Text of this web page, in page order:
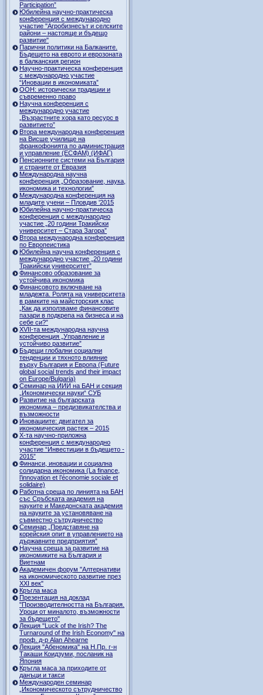
Participation”
Юбилейна научно-практическа
конференция с международно
участие "Агробизнесът и селските
райони – настояще и бъдещо
развитие"
Парични политики на Балканите.
Бъдещето на еврото и еврозоната
в балканския регион
Научно-практическа конференция
с международно участие
“Иновации в икономиката”
ООН: исторически традиции и
съвременно право
Научна конференция с
международно участие
„Възрастните хора като ресурс в
развитието”
Втора международна конференция
на Висше училище на
франкофонията по администрация
и управление (ЕСФАМ) (ИФАГ)
Пенсионните системи на България
и страните от Евразия
Международна научна
конференция „Образование, наука,
икономика и технологии”
Международна конференция на
младите учени – Пловдив '2015
Юбилейна научно-практическа
конференция с международно
участие „20 години Тракийски
университет – Стара Загора”
Втора международна конференция
по Европеистика
Юбилейна научна конференция с
международно участие „20 години
Тракийски университет”
Финансово образование за
устойчива икономика
Финансовото включване на
младежта. Ролята на университета
в рамките на майсторския клас
„Как да използваме финансовите
пазари в подкрепа на бизнеса и на
себе си?”
XVII-та международна научна
конференция „Управление и
устойчиво развитие”
Бъдещи глобални социални
тенденции и тяхното влияние
върху България и Европа (Future
global social trends and their impact
on Europe/Bulgaria)
Семинар на ИИИ на БАН и секция
„Икономически науки“ СУБ
Развитие на българската
икономика – предизвикателства и
възможности
Иновациите: двигател за
икономическия растеж – 2015
Х-та научно-приложна
конференция с международно
участие “Инвестиции в бъдещето -
2015”
Финанси, иновации и социална
солидарна икономика (La finance,
l’innovation et l’économie sociale et
solidaire)
Работна среща по линията на БАН
със Сръбската академия на
науките и Македонската академия
на науките за установяване на
съвместно сътрудничество
Семинар „Представяне на
корейския опит в управлението на
държавните предприятия”
Научна среща за развитие на
икономиките на България и
Виетнам
Академичен форум "Алтернативи
на икономическото развитие през
XXI век"
Кръгла маса
Презентация на доклад
"Производителността на България.
Уроци от миналото, възможности
за бъдещето"
Лекция "Luck of the Irish? The
Turnaround of the Irish Economy" на
проф. д-р Alan Ahearne
Лекция "Абеномика" на Н.Пр. г-н
Такаши Коидзуми, посланик на
Япония
Кръгла маса за приходите от
данъци и такси
Международен семинар
„Икономическото сътрудничество